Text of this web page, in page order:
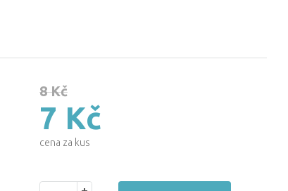
8 Kč
7 Kč
cena za kus